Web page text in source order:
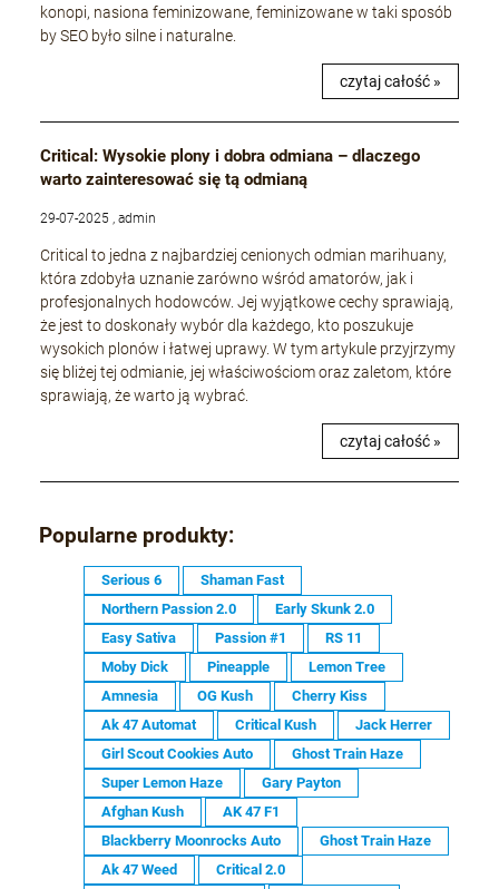
konopi, nasiona feminizowane, feminizowane w taki sposób
by SEO było silne i naturalne.
czytaj całość »
Critical: Wysokie plony i dobra odmiana – dlaczego
warto zainteresować się tą odmianą
29-07-2025 , admin
Critical to jedna z najbardziej cenionych odmian marihuany,
która zdobyła uznanie zarówno wśród amatorów, jak i
profesjonalnych hodowców. Jej wyjątkowe cechy sprawiają,
że jest to doskonały wybór dla każdego, kto poszukuje
wysokich plonów i łatwej uprawy. W tym artykule przyjrzymy
się bliżej tej odmianie, jej właściwościom oraz zaletom, które
sprawiają, że warto ją wybrać.
czytaj całość »
Popularne produkty:
Serious 6
Shaman Fast
Northern Passion 2.0
Early Skunk 2.0
Easy Sativa
Passion #1
RS 11
Moby Dick
Pineapple
Lemon Tree
Amnesia
OG Kush
Cherry Kiss
Ak 47 Automat
Critical Kush
Jack Herrer
Girl Scout Cookies Auto
Ghost Train Haze
Super Lemon Haze
Gary Payton
Afghan Kush
AK 47 F1
Blackberry Moonrocks Auto
Ghost Train Haze
Ak 47 Weed
Critical 2.0